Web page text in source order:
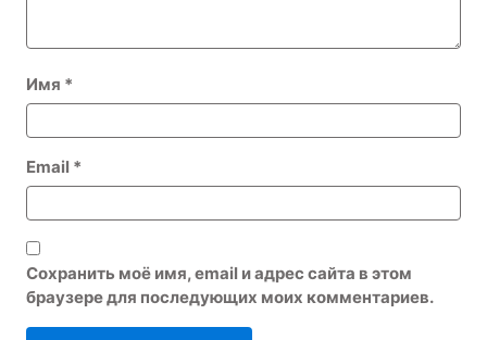
Имя *
Email *
Сохранить моё имя, email и адрес сайта в этом
браузере для последующих моих комментариев.